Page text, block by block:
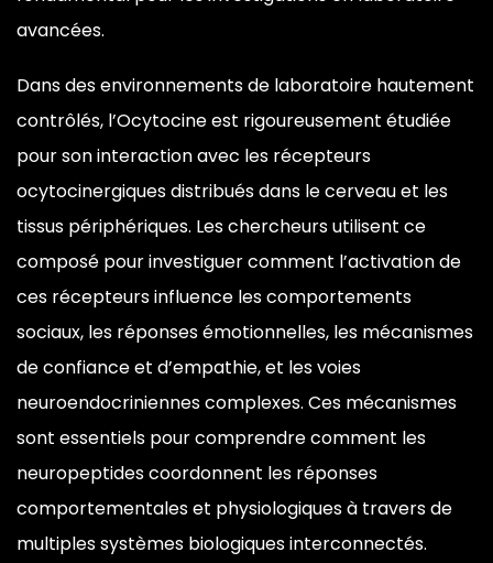
avancées.
Dans des environnements de laboratoire hautement
contrôlés, l’Ocytocine est rigoureusement étudiée
pour son interaction avec les récepteurs
ocytocinergiques distribuésdans le cerveau et les
tissus périphériques. Les chercheurs utilisent ce
composé pour investiguercomment l’activation de
ces récepteurs influence lescomportements
sociaux, les réponsesémotionnelles, les mécanismes
deconfiance et d’empathie, et les voies
neuroendocriniennes complexes. Ces mécanismes
sont essentiels pourcomprendre comment les
neuropeptidescoordonnent les réponses
comportementales et physiologiques à travers de
multiples systèmes biologiques interconnectés.